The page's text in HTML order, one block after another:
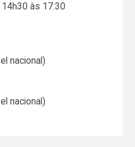
às 17:30
nacional)
nacional)